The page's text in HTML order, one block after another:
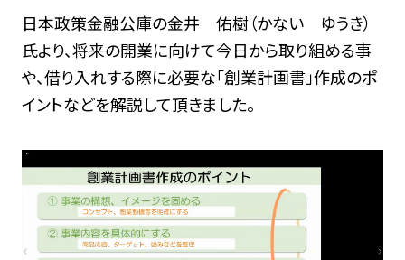
日本政策金融公庫の金井 佑樹（かない ゆうき）
氏より、将来の開業に向けて今日から取り組める事
や、借り入れする際に必要な「創業計画書」作成のポ
イントなどを解説して頂きました。